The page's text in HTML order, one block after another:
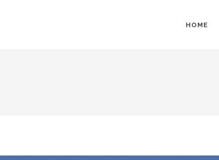
HOME